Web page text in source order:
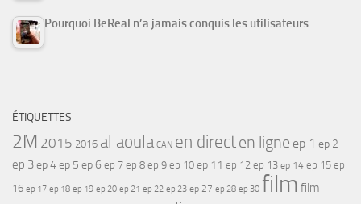
Pourquoi BeReal n’a jamais conquis les utilisateurs
ÉTIQUETTES
2M 2015 2016 al aoula CAN en directen ligne ep 1 ep 2
ep 3ep 4ep 5 ep 6 ep 7 ep 8 ep 9 ep 10 ep 11 ep 12 ep 13 ep 14 ep 15 ep
16 ep 17 ep 18 ep 19 ep 20 ep 21 ep 22 ep 23 ep 27 ep 28 ep 30 film film